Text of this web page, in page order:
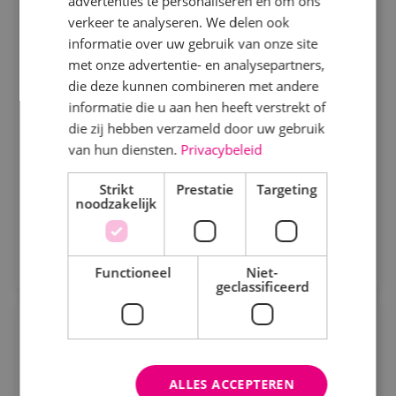
Specialisme
Beveiligingstechniek
Elektrotechniek
Energietechniek
Staf
Uren
Fulltime
Parttime
MBO
Servicemonteur werktuigbouwkunde
Werktuigbouwkunde Fulltime MBO
Alphen a/d Rijn, Kaatsheuvel, Sprundel
Als servicemonteur bij BINK bezoek jij onze klanten
op diverse locaties. Je komt in actie bij storingen en
Bekijk vacature
Direct solliciteren
Uitvoerder Werktuigbouwkunde
Werktuigbouwkunde
verkeer te analyseren. We delen ook
informatie over uw gebruik van onze site
met onze advertentie- en analysepartners,
die deze kunnen combineren met andere
informatie die u aan hen heeft verstrekt of
die zij hebben verzameld door uw gebruik
van hun diensten. Privacybeleid
Strikt
noodzakelijk
Prestatie Targeting
Functioneel
Niet-
geclassificeerd
ALLES ACCEPTEREN